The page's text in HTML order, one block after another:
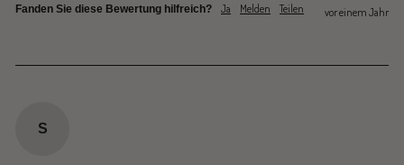
Fanden Sie diese Bewertung hilfreich? Ja Melden Teilen vor einem Jahr
S